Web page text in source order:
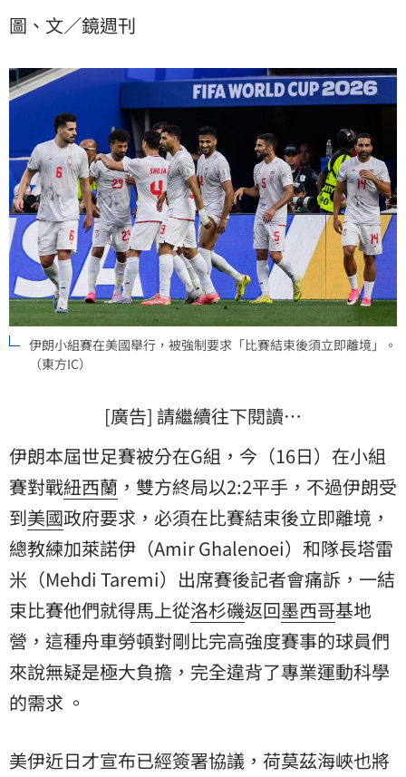
返回墨西哥基地營，這種舟車勞頓對剛比完高強度賽事
學的需求 。
圖、文／鏡週刊
伊朗小組賽在美國舉行，被強制要求「比賽結束後須立即離境」。
（東方IC）
[廣告] 請繼續往下閱讀…
伊朗本屆世足賽被分在G組，今（16日）在小組
賽對戰紐西蘭 ，雙方終局以2:2平手，不過伊朗受
到美國政府要求，必須在比賽結束後立即離境，
總教練加萊諾伊（Amir Ghalenoei）和隊長塔雷
米（Mehdi Taremi）出席賽後記者會痛訴，一結
束比賽他們就得馬上從洛杉磯返回墨西哥基地
營，這種舟車勞頓對剛比完高強度賽事的球員們
來說無疑是極大負擔，完全違背了專業運動科學
的需求 。
美伊近日才宣布已經簽署協議，荷莫茲海峽也將